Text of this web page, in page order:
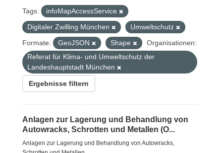
Tags:
infoMapAccessService
Digitaler Zwilling München
Umweltschutz
Formate:
GeoJSON Shape
Organisationen:
Referat für Klima- und Umweltschutz der
Landeshauptstadt München
Ergebnisse filtern
Anlagen zur Lagerung und Behandlung von
Autowracks, Schrotten und Metallen (O...
Anlagen zur Lagerung und Behandlung von Autowracks,